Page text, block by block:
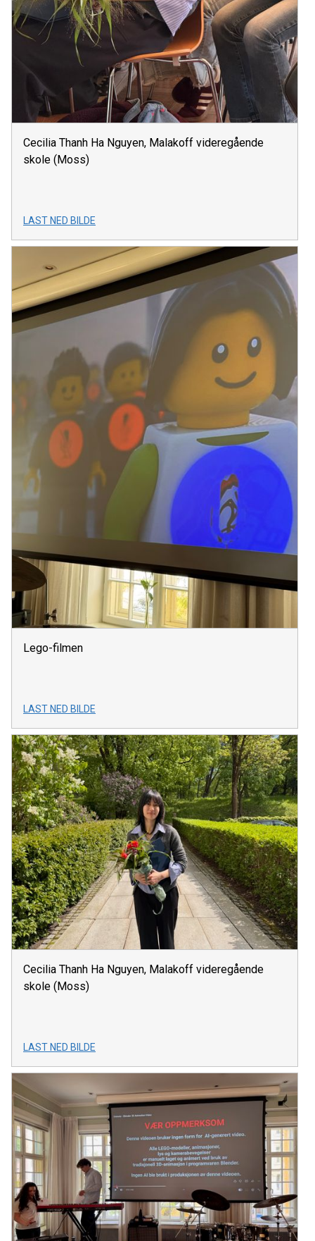
Cecilia Thanh Ha Nguyen, Malakoff videregående
skole (Moss)
LAST NED BILDE
Lego-filmen
LAST NED BILDE
Cecilia Thanh Ha Nguyen, Malakoff videregående
skole (Moss)
LAST NED BILDE